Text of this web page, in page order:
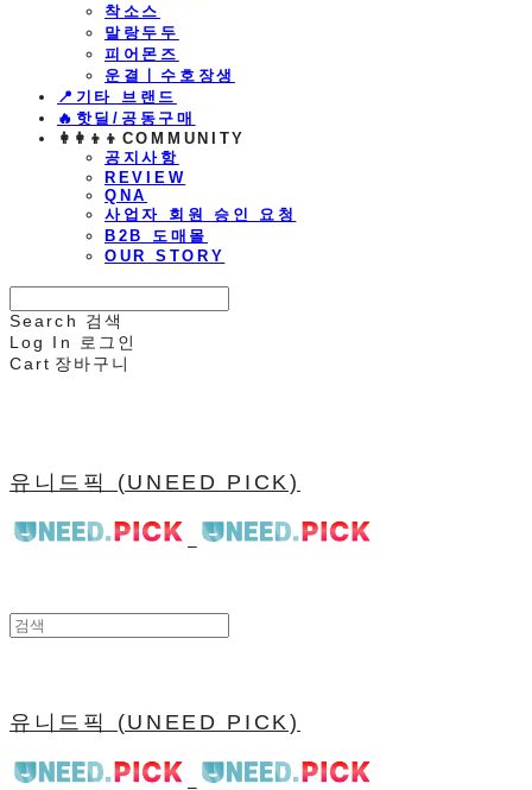
착소스
말랑두두
피어몬즈
운결ㅣ수호장생
📍기타 브랜드
🔥핫딜/공동구매
👩‍👩‍👦‍👦COMMUNITY
공지사항
REVIEW
QNA
사업자 회원 승인 요청
B2B 도매몰
OUR STORY
Search
검색
Log In
로그인
Cart 장바구니
유니드픽 (UNEED PICK)
유니드픽 (UNEED PICK)